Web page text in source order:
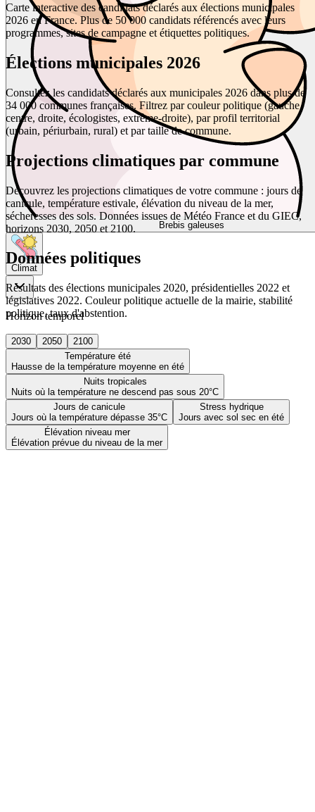
Brebis galeuses
Climat
Horizon temporel
2030 2050
2100
Température été
Hausse de la température moyenne en été
Nuits tropicales
Nuits où la température ne descend pas sous 20°C
Jours de canicule
Jours où la température dépasse 35°C
Stress hydrique
Jours avec sol sec en été
Élévation niveau mer
Élévation prévue du niveau de la mer
Carte interactive des candidats déclarés aux élections municipales
2026 en France. Plus de 50 000 candidats référencés avec leurs
programmes, sites de campagne et étiquettes politiques.
Élections municipales 2026
Consultez les candidats déclarés aux municipales 2026 dans plus de
34 000 communes françaises. Filtrez par couleur politique (gauche,
centre, droite, écologistes, extrême-droite), par profil territorial
(urbain, périurbain, rural) et par taille de commune.
Projections climatiques par commune
Découvrez les projections climatiques de votre commune : jours de
canicule, température estivale, élévation du niveau de la mer,
sécheresses des sols. Données issues de Météo France et du GIEC,
horizons 2030, 2050 et 2100.
Données politiques
Résultats des élections municipales 2020, présidentielles 2022 et
législatives 2022. Couleur politique actuelle de la mairie, stabilité
politique, taux d'abstention.